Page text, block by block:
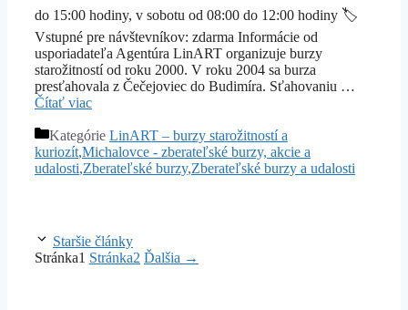
do 15:00 hodiny, v sobotu od 08:00 do 12:00 hodiny 🏷️
Vstupné pre návštevníkov: zdarma Informácie od
usporiadateľa Agentúra LinART organizuje burzy
starožitností od roku 2000. V roku 2004 sa burza
presťahovala z Čečejoviec do Budimíra. Sťahovaniu …
Čítať viac
Kategórie LinART – burzy starožitností a
kuriozít,Michalovce - zberateľské burzy, akcie a
udalosti,Zberateľské burzy,Zberateľské burzy a udalosti
Staršie články
Stránka1 Stránka2 Ďalšia →